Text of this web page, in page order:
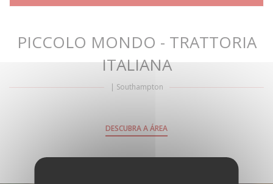
PICCOLO MONDO - TRATTORIA
ITALIANA
| Southampton
DESCUBRA A ÁREA